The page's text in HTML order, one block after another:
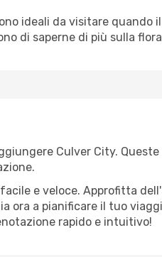
ideali da visitare
di saperne di più sulla
Culver City.
e veloce. Approfitta
ora a pianificare il tuo
rapido e intuitivo!